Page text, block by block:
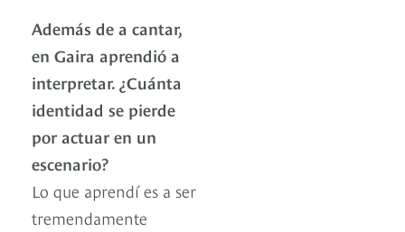
Además de a cantar,
en Gaira aprendió a
interpretar. ¿Cuánta
identidad se pierde
por actuar en un
escenario?
Lo que aprendí es a ser
tremendamente